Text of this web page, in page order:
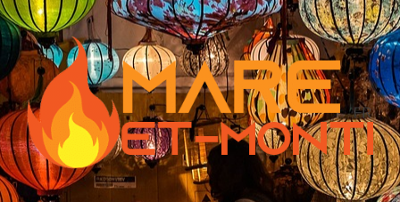
Aller
au
contenu